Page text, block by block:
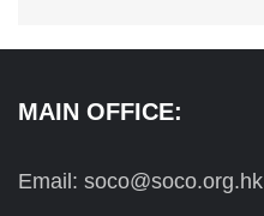
MAIN OFFICE:
Email: soco@soco.org.hk